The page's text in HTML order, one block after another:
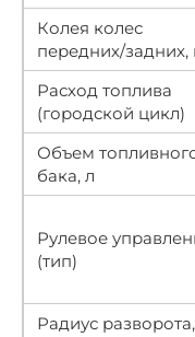
Колея колес
передних/
Расход топлива
(городской цикл)
Объем
бака, л
Рулевое
(тип)
Радиус